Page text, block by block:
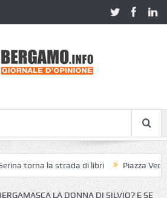
torna la strada di libri Piazza
LA DONNA DI SILVIO? E SE